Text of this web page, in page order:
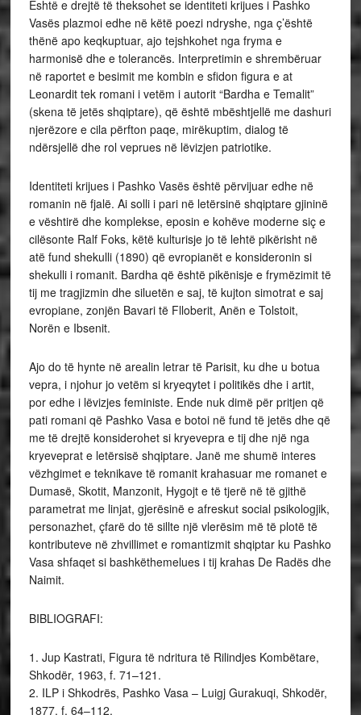
Është e drejtë të theksohet se identiteti krijues i Pashko
Vasës plazmoi edhe në këtë poezi ndryshe, nga ç’është
thënë apo keqkuptuar, ajo tejshkohet nga fryma e
harmonisë dhe e tolerancës. Interpretimin e shrembëruar
në raportet e besimit me kombin e sfidon figura e at
Leonardit tek romani i vetëm i autorit “Bardha e Temalit”
(skena të jetës shqiptare), që është mbështjellë me dashuri
njerëzore e cila përfton paqe, mirëkuptim, dialog të
ndërsjellë dhe rol veprues në lëvizjen patriotike.
Identiteti krijues i Pashko Vasës është përvijuar edhe në
romanin në fjalë. Ai solli i pari në letërsinë shqiptare gjininë
e vështirë dhe komplekse, eposin e kohëve moderne siç e
cilësonte Ralf Foks, këtë kulturisje jo të lehtë pikërisht në
atë fund shekulli (1890) që evropianët e konsideronin si
shekulli i romanit. Bardha që është pikënisje e frymëzimit të
tij me tragjizmin dhe siluetën e saj, të kujton simotrat e saj
evropiane, zonjën Bavari të Flloberit, Anën e Tolstoit,
Norën e Ibsenit.
Ajo do të hynte në arealin letrar të Parisit, ku dhe u botua
vepra, i njohur jo vetëm si kryeqytet i politikës dhe i artit,
por edhe i lëvizjes feministe. Ende nuk dimë për pritjen që
pati romani që Pashko Vasa e botoi në fund të jetës dhe që
me të drejtë konsiderohet si kryevepra e tij dhe një nga
kryeveprat e letërsisë shqiptare. Janë me shumë interes
vëzhgimet e teknikave të romanit krahasuar me romanet e
Dumasë, Skotit, Manzonit, Hygojt e të tjerë në të gjithë
parametrat me linjat, gjerësinë e afreskut social psikologjik,
personazhet, çfarë do të sillte një vlerësim më të plotë të
kontributeve në zhvillimet e romantizmit shqiptar ku Pashko
Vasa shfaqet si bashkëthemelues i tij krahas De Radës dhe
Naimit.
BIBLIOGRAFI:
1. Jup Kastrati, Figura të ndritura të Rilindjes Kombëtare,
Shkodër, 1963, f. 71–121.
2. ILP i Shkodrës, Pashko Vasa – Luigj Gurakuqi, Shkodër,
1877, f. 64–112.